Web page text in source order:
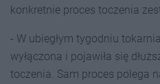
konkretnie proces toczenia
- W ubiegłym tygodniu
wyłączona i pojawiła się
toczenia. Sam proces polega